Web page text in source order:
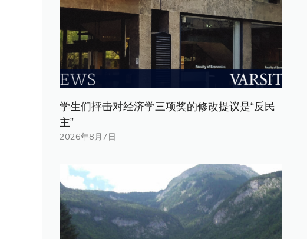
学生们抨击对经济学三项奖的修改提议是“反民
主”
2026年8月7日